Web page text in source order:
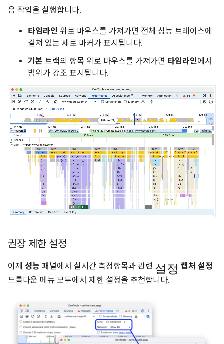
음 작업을 실행합니다.
타임라인 위로 마우스를 가져가면 전체 성능 트레이스에
걸쳐 있는 세로 마커가 표시됩니다.
기본 트랙의 항목 위로 마우스를 가져가면 타임라인에서
범위가 강조 표시됩니다.
권장 제한 설정
이제 성능 패널에서 실시간 측정항목과 관련 설정 캡처 설정
드롭다운 메뉴 모두에서 제한 설정을 추천합니다.